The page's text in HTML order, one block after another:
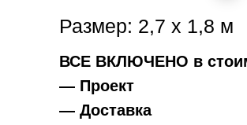
ВСЕ ВКЛЮЧЕНО в
— Проект
— Доставка
Размер: 2,7 х 1,8 м